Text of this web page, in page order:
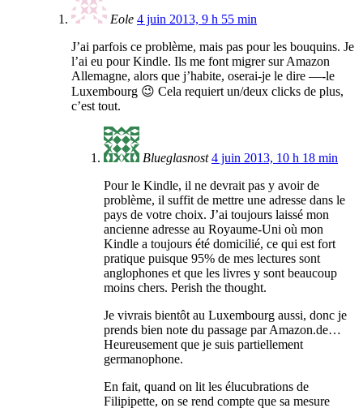
Eole 4 juin 2013, 9 h 55 min
J’ai parfois ce problème, mais pas pour les bouquins. Je
l’ai eu pour Kindle. Ils me font migrer sur Amazon
Allemagne, alors que j’habite, oserai-je le dire —-le
Luxembourg 😉 Cela requiert un/deux clicks de plus,
c’est tout.
Blueglasnost 4 juin 2013, 10 h 18 min
Pour le Kindle, il ne devrait pas y avoir de
problème, il suffit de mettre une adresse dans le
pays de votre choix. J’ai toujours laissé mon
ancienne adresse au Royaume-Uni où mon
Kindle a toujours été domicilié, ce qui est fort
pratique puisque 95% de mes lectures sont
anglophones et que les livres y sont beaucoup
moins chers. Perish the thought.
Je vivrais bientôt au Luxembourg aussi, donc je
prends bien note du passage par Amazon.de…
Heureusement que je suis partiellement
germanophone.
En fait, quand on lit les élucubrations de
Filipipette, on se rend compte que sa mesure